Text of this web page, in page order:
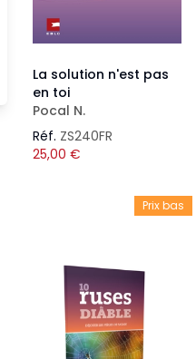
La solution n'est pas
en toi
Pocal N.
Réf. ZS240FR
25,00 €
Prix bas